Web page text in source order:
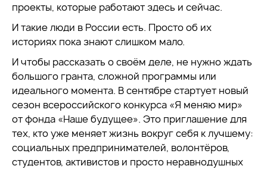
проекты, которые работают здесь и сейчас.
И такие люди в России есть. Просто об их
историях пока знают слишком мало.
И чтобы рассказать о своём деле, не нужно ждать
большого гранта, сложной программы или
идеального момента. В сентябре стартует новый
сезон всероссийского конкурса «Я меняю мир»
от фонда «Наше будущее». Это приглашение для
тех, кто уже меняет жизнь вокруг себя к лучшему:
социальных предпринимателей, волонтёров,
студентов, активистов и просто неравнодушных